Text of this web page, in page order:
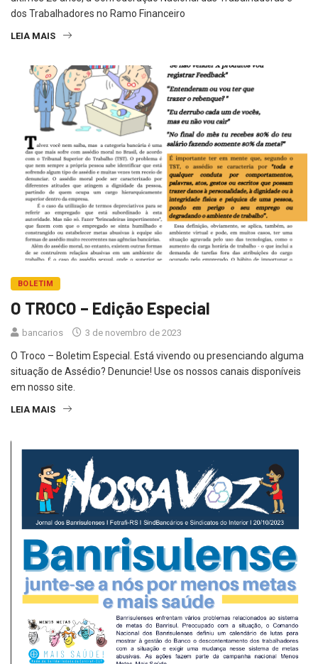
dos Trabalhadores no Ramo Financeiro
LEIA MAIS
BOLETIM
O TROCO – Edição Especial
bancarios 3 de novembro de 2023
O Troco – Boletim Especial. Está vivendo ou presenciando alguma
situação de Assédio? Denuncie! Use os nossos canais disponíveis
em nosso site.
LEIA MAIS